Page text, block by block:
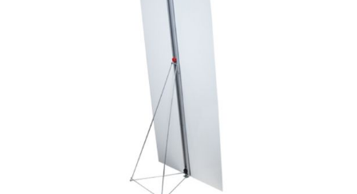
¿Olvidó su contraseña?